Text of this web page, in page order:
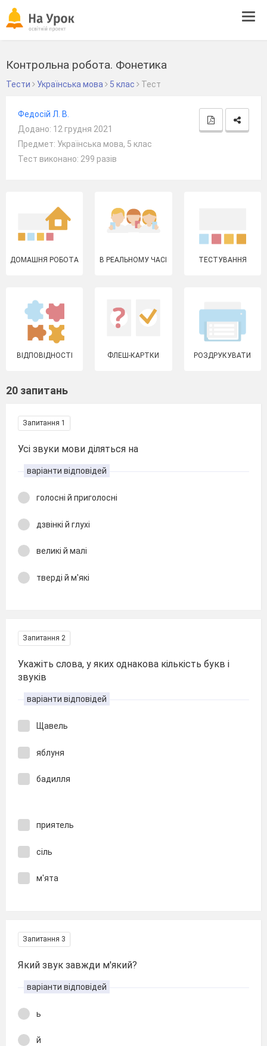
Контрольна робота. Фонетика
Тести Українська мова 5 клас Тест
Федосій Л. В.
Додано: 12 грудня 2021
Предмет: Українська мова, 5 клас
Тест виконано: 299 разів
ДОМАШНЯ РОБОТА В РЕАЛЬНОМУ ЧАСІ ТЕСТУВАННЯ
ВІДПОВІДНОСТІ ФЛЕШ-КАРТКИ РОЗДРУКУВАТИ
20 запитань
Запитання 1
Усі звуки мови діляться на
варіанти відповідей
голосні й приголосні
дзвінкі й глухі
великі й малі
тверді й м'які
Запитання 2
Укажіть слова, у яких однакова кількість букв і
звуків
варіанти відповідей
Щавель
яблуня
бадилля
приятель
сіль
м'ята
Запитання 3
Який звук завжди м'який?
варіанти відповідей
ь
й